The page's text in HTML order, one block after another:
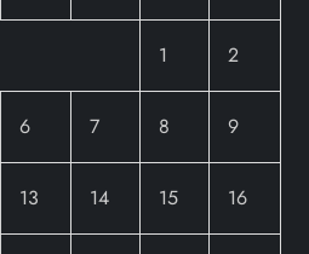
1 2
6 7 8 9
13 14 15 16